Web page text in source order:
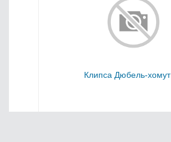
Клипса Дюбель-хомут